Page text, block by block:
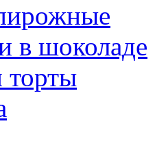
в шоколаде